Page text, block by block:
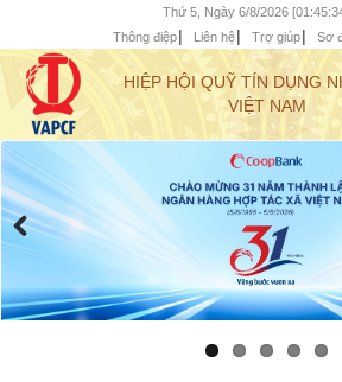
Thứ 5, Ngày 6/8/2026
Thông điệp
Liên hệ Trợ giúp Sơ
HIỆP HỘI QUỸ TÍN DỤNG
VIỆT NAM